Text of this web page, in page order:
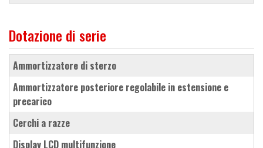
Dotazione di serie
ammortizzatore di sterzo
ammortizzatore posteriore regolabile in estensione e
precarico
cerchi a razze
Display LCD multifunzione